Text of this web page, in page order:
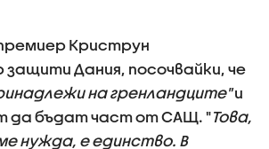
Криструн
Дания, посочвайки, че
на гренландците"и
да бъдат част от САЩ. "Това,
нужда, е единство. В